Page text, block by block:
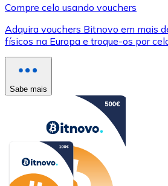
Compre celo usando vouchers
Adquira vouchers Bitnovo em mais
físicos na Europa e troque-os por
Sabe mais